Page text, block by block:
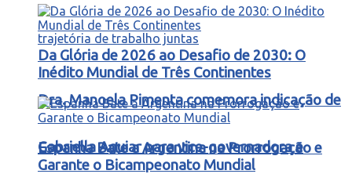
Dra. Manoela Pimenta comemora indicação de
Gabriella Aguiar para vice-governadora e
Da Glória de 2026 ao Desafio de 2030: O
Inédito Mundial de Três Continentes
Espanha Bate a Argentina na Prorrogação e
Garante o Bicampeonato Mundial